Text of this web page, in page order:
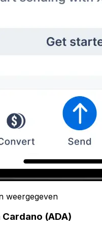
weergegeven
(ADA)